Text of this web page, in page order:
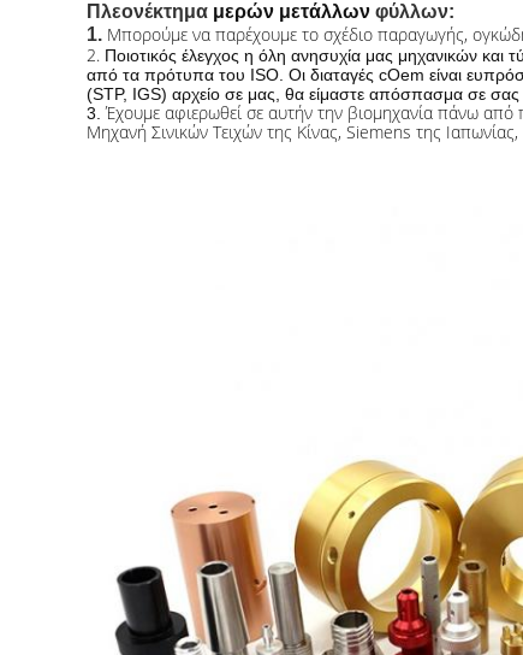
Πλεονέκτημα μερών μετάλλων φύλλων:
1. Μπορούμε να παρέχουμε το σχέδιο παραγωγής,
2. Ποιοτικός έλεγχος η όλη ανησυχία μας μηχανικών
από τα πρότυπα του ISO. Οι διαταγές cOem είναι
(STP, IGS) αρχείο σε μας, θα είμαστε απόσπασμα σε σας
3.Έχουμε αφιερωθεί σε αυτήν την βιομηχανία πάνω
Μηχανή Σινικών Τειχών της Κίνας, Siemens της